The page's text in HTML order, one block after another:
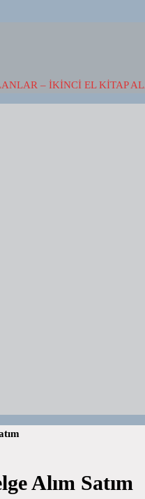
– İKINCI EL KITAP
Alım Satım